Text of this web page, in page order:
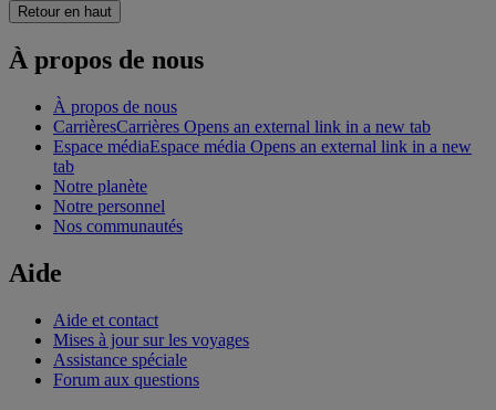
Retour en haut
À propos de nous
À propos de nous
CarrièresCarrières Opens an external link in a new tab
Espace médiaEspace média Opens an external link in a new
tab
Notre planète
Notre personnel
Nos communautés
Aide
Aide et contact
Mises à jour sur les voyages
Assistance spéciale
Forum aux questions